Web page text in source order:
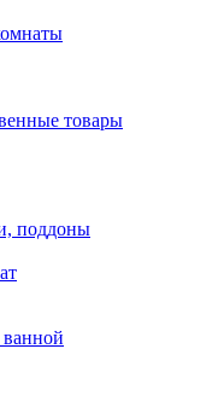
товары
поддоны